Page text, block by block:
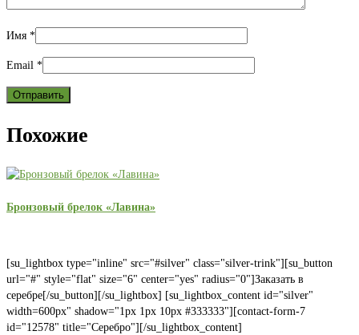
Имя *
Email *
Похожие
Бронзовый брелок «Лавина»
[su_lightbox type="inline" src="#silver" class="silver-trink"][su_button
url="#" style="flat" size="6" center="yes" radius="0"]Заказать в
серебре[/su_button][/su_lightbox] [su_lightbox_content id="silver"
width=600px" shadow="1px 1px 10px #333333"][contact-form-7
id="12578" title="Серебро"][/su_lightbox_content]